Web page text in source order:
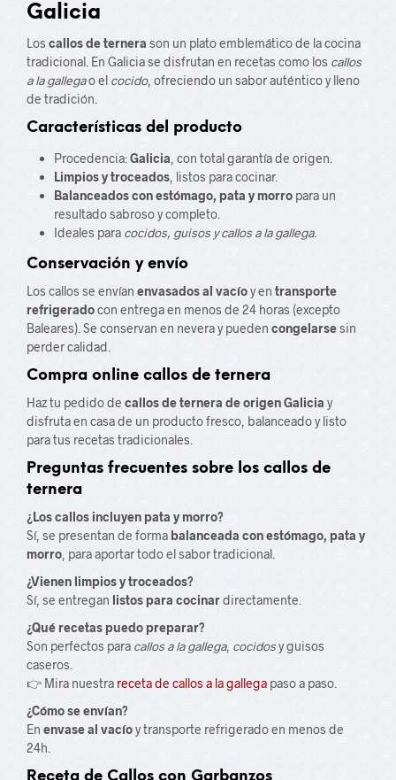
Galicia
Los callos de ternera son un plato emblemático de la cocina
tradicional. En Galicia se disfrutan en recetas como los callos
a la gallegao el cocido, ofreciendo un sabor auténtico y lleno
de tradición.
Características del producto
Procedencia:Galicia, con total garantía de origen.
Limpios y troceados, listos para cocinar.
Balanceados con estómago, pata y morropara un
resultado sabroso y completo.
Ideales para cocidos, guisos y callos a la gallega.
Conservación y envío
Los callos se envían envasados al vacíoy en transporte
refrigeradocon entrega en menos de 24 horas (excepto
Baleares). Se conservan en nevera y pueden congelarsesin
perder calidad.
Compra online callos de ternera
Haz tu pedido de callos de ternera de origen Galicia y
disfruta en casa de un producto fresco, balanceado y listo
para tus recetas tradicionales.
Preguntas frecuentes sobre los callos de
ternera
¿Los callos incluyen pata y morro?
Sí, se presentan de forma balanceada con estómago, pata y
morro , para aportar todo el sabor tradicional.
¿Vienen limpios y troceados?
Sí, se entregan listos para cocinardirectamente.
¿Qué recetas puedo preparar?
Son perfectos para callos a la gallega, cocidosy guisos
caseros.
👉 Mira nuestra receta de callos a la gallega paso a paso.
¿Cómo se envían?
En envase al vacíoy transporte refrigerado en menos de
24h.
Receta de Callos con Garbanzos